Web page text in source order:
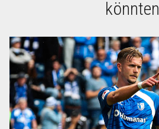
könnten